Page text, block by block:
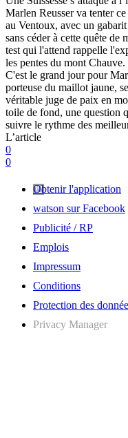
Marlen Reusser va tenter
au Ventoux, avec un
sans céder à cette quête de
test qui l'attend rappelle
les pentes du mont Chauve.
C'est le grand jour pour
porteuse du maillot jaune,
véritable juge de paix en
toile de fond, une question
suivre le rythme des
L’article
0
0
Obtenir l'application
watson sur Facebook
Publicité / RP
Emplois
Impressum
Conditions
Protection des
Privacy Manager